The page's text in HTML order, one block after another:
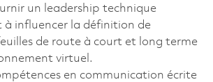
un leadership technique
à influencer la définition de
de route à court et long terme
virtuel.
en communication écrite